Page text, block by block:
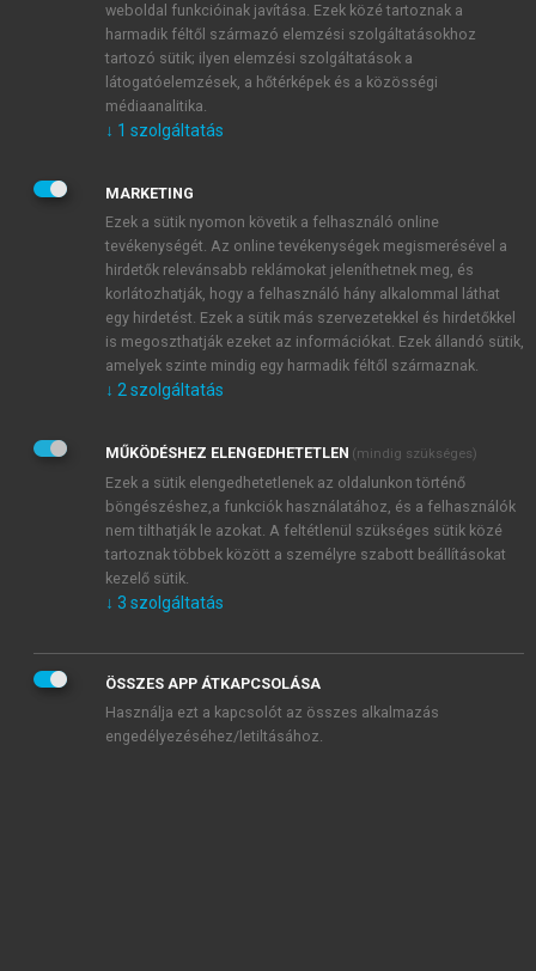
E-MAIL-CÍM
JELSZÓ
JELSZÓ ÚJRA
Kérek értesítést a MeRSZ újdonságairól, akcióiról.
Kérek értesítést az Akadémiai Kiadó Zrt. újdonságairól,
Adatkezelési tájékoztatóbanfoglaltakat tudomásul
veszem és elfogadom.
Általános vásárlási feltételeket, valamint a szotar.netés a
mersz.huoldalak licencszerződéseiben foglaltakat
tudomásul veszem és elfogadom.
KIPRÓBÁLOM
weboldal funkcióinak javítása. Ezek közé tartoznak a
harmadik féltől származó elemzési szolgáltatásokhoz
tartozó sütik; ilyen elemzési szolgáltatások a
látogatóelemzések, a hőtérképek és a közösségi
médiaanalitika.
↓ 1 szolgáltatás
MARKETING
Ezek a sütik nyomon követik a felhasználó online
tevékenységét. Az online tevékenységek megismerésével a
hirdetők relevánsabb reklámokat jeleníthetnek meg, és
korlátozhatják, hogy a felhasználó hány alkalommal láthat
egy hirdetést. Ezek a sütik más szervezetekkel és hirdetőkkel
is megoszthatják ezeket az információkat. Ezek állandó sütik,
amelyek szinte mindig egy harmadik féltől származnak.
↓ 2 szolgáltatás
MŰKÖDÉSHEZ ELENGEDHETETLEN (mindig szükséges)
Ezek a sütik elengedhetetlenek az oldalunkon történő
böngészéshez,a funkciók használatához, és a felhasználók
nem tilthatják le azokat. A feltétlenül szükséges sütik közé
tartoznak többek között a személyre szabott beállításokat
kezelő sütik.
↓ 3 szolgáltatás
ÖSSZES APP ÁTKAPCSOLÁSA
Használja ezt a kapcsolót az összes alkalmazás
engedélyezéséhez/letiltásához.